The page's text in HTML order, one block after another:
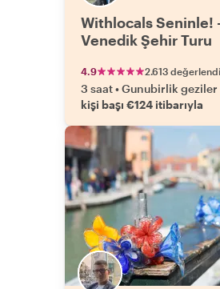
Withlocals Seninle!
Venedik Şehir Turu
4.9 2.613
3 saat•Gunubirlik geziler
kişi başı €124 itibarıyla